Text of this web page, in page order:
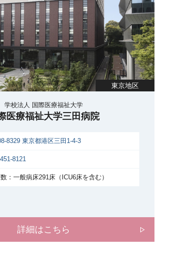
東京地区
学校法人 国際医療福祉大学
医療福祉大学三田病院
8329 東京都港区三田1-4-3
8121
：一般病床291床（ICU6床を含む）
詳細はこちら